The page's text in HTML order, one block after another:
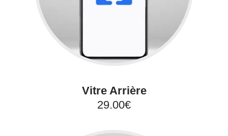
Vitre Arrière
29.00€